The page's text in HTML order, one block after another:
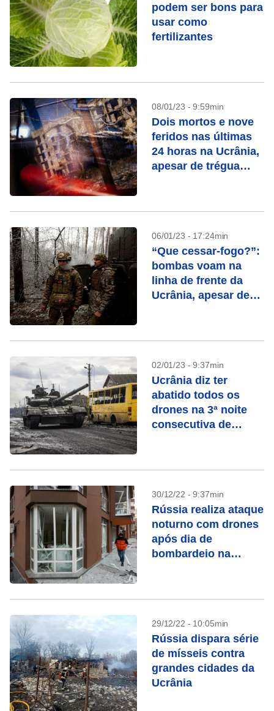
podem ser bons para
usar como
fertilizantes
08/01/23 - 9:59min
Dois mortos e nove
feridos nas últimas
24 horas na Ucrânia,
apesar de trégua
06/01/23 - 17:24min
“Que cessar-fogo?”:
bombas voam na
linha de frente da
Ucrânia, apesar de
02/01/23 - 9:37min
Ucrânia diz ter
abatido todos os
drones na 3ª noite
consecutiva de
30/12/22 - 9:37min
Rússia realiza ataque
noturno com drones
após dia de
bombardeio na
29/12/22 - 10:05min
Rússia dispara série
de mísseis contra
grandes cidades da
Ucrânia